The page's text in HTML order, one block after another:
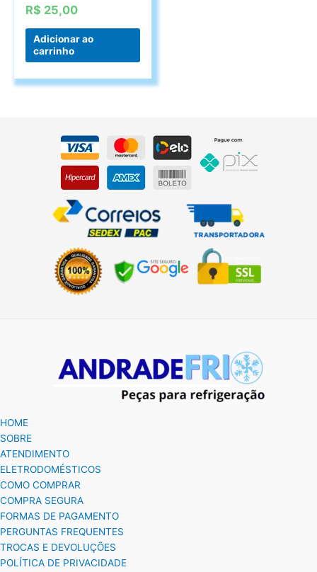
R$ 25,00
Adicionar ao
carrinho
HOME
SOBRE
ATENDIMENTO
ELETRODOMÉSTICOS
COMO COMPRAR
COMPRA SEGURA
FORMAS DE PAGAMENTO
PERGUNTAS FREQUENTES
TROCAS E DEVOLUÇÕES
POLÍTICA DE PRIVACIDADE